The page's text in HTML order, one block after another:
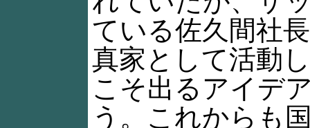
ている佐久間社
真家として活動
こそ出るアイデ
う。これからも